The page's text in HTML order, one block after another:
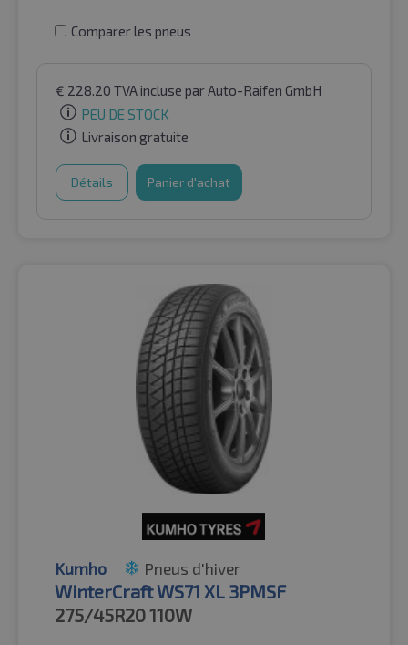
Comparer les pneus
€ 228.20 TVA incluse par Auto-Raifen GmbH
PEU DE STOCK
Livraison gratuite
Détails Panier d'achat
Kumho Pneus d'hiver
WinterCraft WS71 XL 3PMSF
275/45R20110W